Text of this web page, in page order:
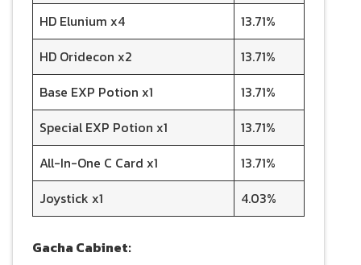
HD Elunium x4
13.71%
HD Oridecon x2
13.71%
Base EXP Potion x1
13.71%
Special EXP Potion x1
13.71%
All-In-One C Card x1
13.71%
Joystick x1
4.03%
Gacha Cabinet: